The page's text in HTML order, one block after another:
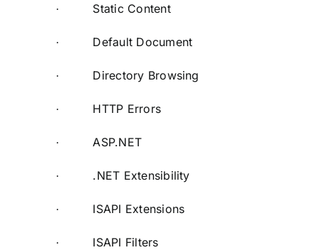
· Static Content
· Default Document
· Directory Browsing
· HTTP Errors
· ASP.NET
· .NET Extensibility
· ISAPI Extensions
· ISAPI Filters